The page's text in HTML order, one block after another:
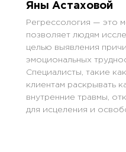
Яны Астаховой
Регрессология — это
позволяет людям
целью выявления
эмоциональных
Специалисты, такие
клиентам раскрывать
внутренние травмы,
для исцеления и